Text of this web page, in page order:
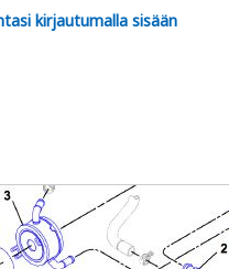
kirjautumalla sisään